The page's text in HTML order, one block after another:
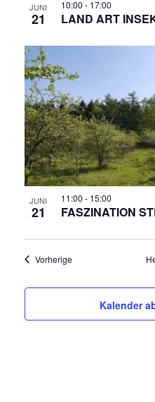
JUNI
21
10:00 - 17:00
LAND ART
JUNI
21
11:00 - 15:00
FASZINATION
VorherigeVeranstaltungen
Kalender